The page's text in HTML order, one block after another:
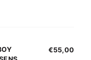
€55,00